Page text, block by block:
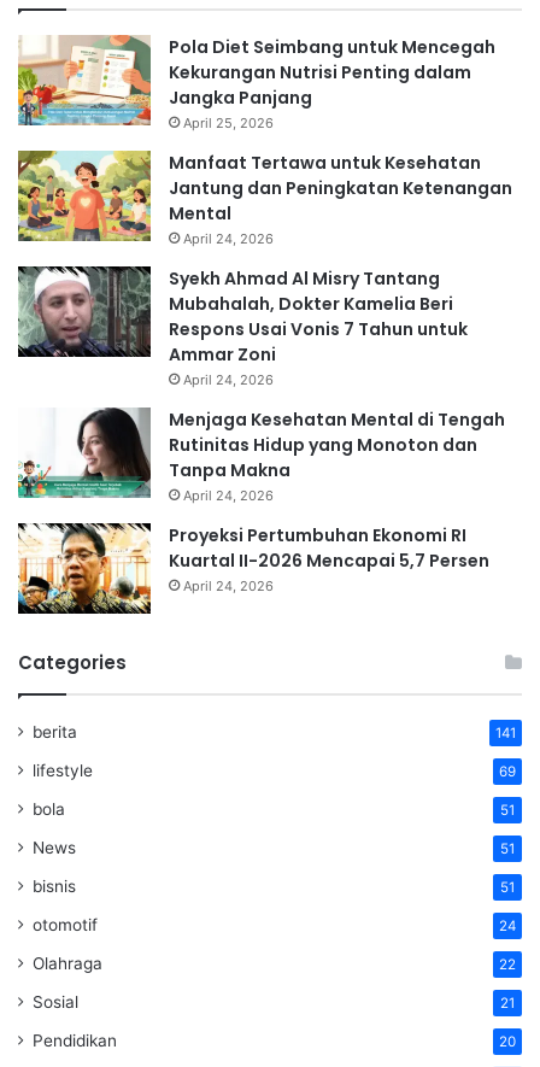
Pola Diet Seimbang untuk Mencegah
Kekurangan Nutrisi Penting dalam
Jangka Panjang
April 25, 2026
Manfaat Tertawa untuk Kesehatan
Jantung dan Peningkatan Ketenangan
Mental
April 24, 2026
Syekh Ahmad Al Misry Tantang
Mubahalah, Dokter Kamelia Beri
Respons Usai Vonis 7 Tahun untuk
Ammar Zoni
April 24, 2026
Menjaga Kesehatan Mental di Tengah
Rutinitas Hidup yang Monoton dan
Tanpa Makna
April 24, 2026
Proyeksi Pertumbuhan Ekonomi RI
Kuartal II-2026 Mencapai 5,7 Persen
April 24, 2026
Categories
berita 141
lifestyle 69
bola 51
News 51
bisnis 51
otomotif 24
Olahraga 22
Sosial 21
Pendidikan 20